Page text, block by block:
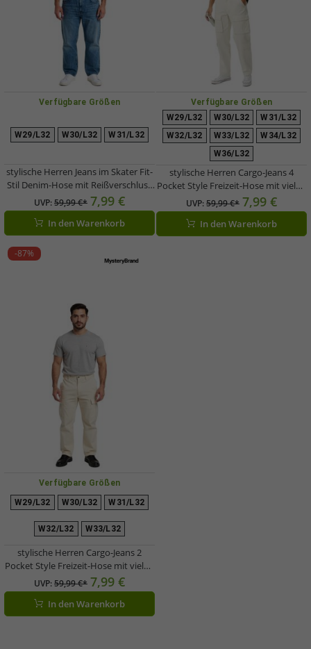
Verfügbare Größen
W29/L32 W30/L32 W31/L32
stylische Herren Jeans im Skater Fit-
Stil Denim-Hose mit Reißverschluss
BR-11000-203 Dunkel-Blau
UVP:59,99 €* 7,99 €
In den Warenkorb
Verfügbare Größen
W29/L32
W30/L32
W31/L32
W32/L32
W33/L32
W34/L32
W36/L32
stylische Herren Cargo-Jeans 4
Pocket Style Freizeit-Hose mit vielen
Taschen BR6016 Beige
UVP:59,99 €* 7,99 €
In den Warenkorb
-87%
Verfügbare Größen
W29/L32 W30/L32 W31/L32
W32/L32 W33/L32
stylische Herren Cargo-Jeans 2
Pocket Style Freizeit-Hose mit vielen
Taschen BR-8000-1000 Beige
UVP:59,99 €* 7,99 €
In den Warenkorb